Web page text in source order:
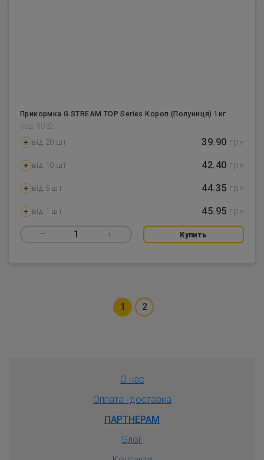
Прикормка G.STREAM TOP Series Короп (Полуниця) 1кг
Код: 5032
від 20 шт 39.90 грн
від 10 шт 42.40 грн
від 5 шт 44.35 грн
від 1 шт 45.95 грн
– 1 + Купить
1 2
О нас
Оплата і доставка
ПАРТНЕРАМ
Блог